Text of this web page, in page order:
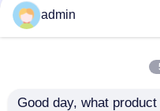
इलेक्ट्रिक चेनसॉ
admin
Good day, what